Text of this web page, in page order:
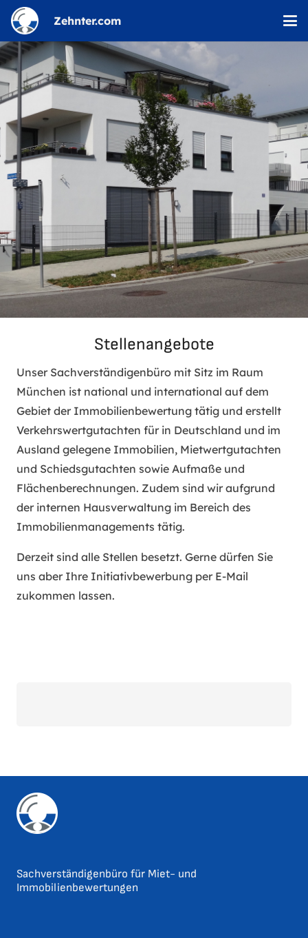
Zehnter.com
Stellenangebote
Unser Sachverständigenbüro mit Sitz im Raum
München ist national und international auf dem
Gebiet der Immobilienbewertung tätig und erstellt
Verkehrswertgutachten für in Deutschland und im
Ausland gelegene Immobilien, Mietwertgutachten
und Schiedsgutachten sowie Aufmaße und
Flächenberechnungen. Zudem sind wir aufgrund
der internen Hausverwaltung im Bereich des
Immobilienmanagements tätig.
Derzeit sind alle Stellen besetzt. Gerne dürfen Sie
uns aber Ihre Initiativbewerbung per E-Mail
zukommen lassen.
Sachverständigenbüro für Miet- und
Immobilienbewertungen